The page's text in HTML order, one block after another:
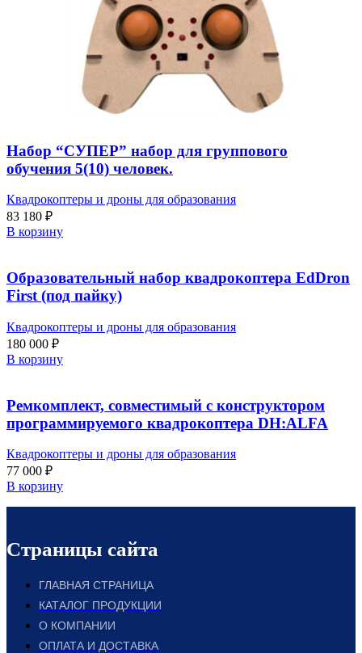
Набор “СУПЕР” набор для группового
обучения 5(10) человек.
Квадрокоптеры и дроны для образования
83 180 ₽
В корзину
Образовательный набор квадрокоптера EdDron
First (под пайку)
Квадрокоптеры и дроны для образования
180 000 ₽
В корзину
Ремкомплект, совместимый с конструктором
программируемого квадрокоптера DH:ALFA
Квадрокоптеры и дроны для образования
77 000 ₽
В корзину
Страницы сайта
ГЛАВНАЯ СТРАНИЦА
КАТАЛОГ ПРОДУКЦИИ
О КОМПАНИИ
ОПЛАТА И ДОСТАВКА